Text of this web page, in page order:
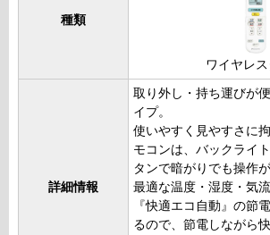
種類
ワイヤレ
詳細情報
取り外し・持ち運びが
イプ。
使いやすく見やすさに
モコンは、バックライ
タンで暗がりでも操作
最適な温度・湿度・気
『快適エコ自動』の節
るので、節電しながら